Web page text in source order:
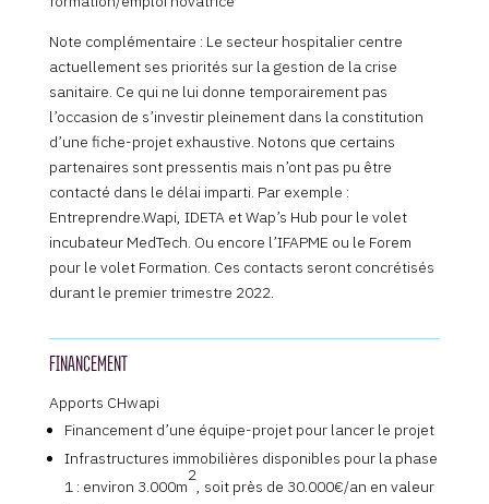
Note complémentaire : Le secteur hospitalier centre
actuellement ses priorités sur la gestion de la crise
sanitaire. Ce qui ne lui donne temporairement pas
l’occasion de s’investir pleinement dans la constitution
d’une fiche-projet exhaustive. Notons que certains
partenaires sont pressentis mais n’ont pas pu être
contacté dans le délai imparti. Par exemple :
Entreprendre.Wapi, IDETA et Wap’s Hub pour le volet
incubateur MedTech. Ou encore l’IFAPME ou le Forem
pour le volet Formation. Ces contacts seront concrétisés
durant le premier trimestre 2022.
FINANCEMENT
Apports CHwapi
Financement d’une équipe-projet pour lancer le projet
Infrastructures immobilières disponibles pour la phase
1 : environ 3.000m
2
, soit près de 30.000€/an en valeur